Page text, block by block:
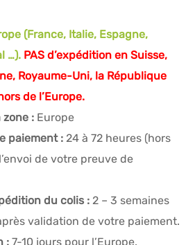
(France, Italie, Espagne,
…). PAS d’expédition en Suisse,
Royaume-Uni, la République
de l’Europe.
zone : Europe
paiement : 24 à 72 heures (hors
de votre preuve de
du colis : 2 – 3 semaines
validation de votre paiement.
: 7-10 jours pour l’Europe.